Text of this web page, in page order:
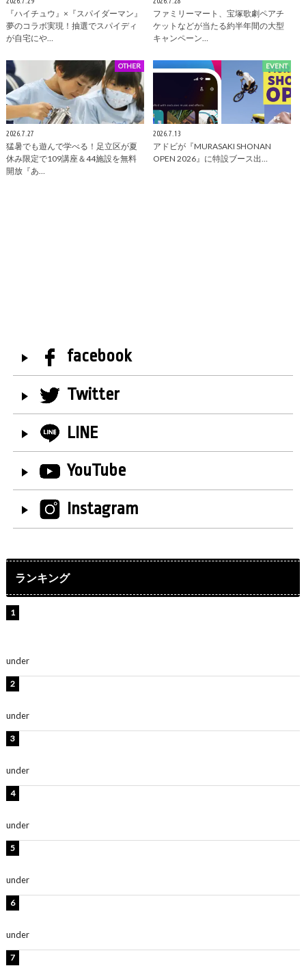
『ハイチュウ』×『スパイダーマン』
夢のコラボ実現！抽選でスパイディ
が自宅にや…
ファミリーマート、宝塚歌劇ペアチ
ケットなどが当たる約半年間の大型
キャンペーン…
OTHER
2026.7.27
猛暑でも遊んで学べる！足立区が夏
休み限定で109講座＆44施設を無料
開放『あ…
EVENT
2026.7.13
アドビが『MURASAKI SHONAN
OPEN 2026』に特設ブース出…
facebook
Twitter
LINE
YouTube
Instagram
ランキング
under
under
under
under
under
under